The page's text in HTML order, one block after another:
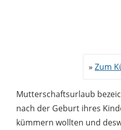
Zum
Mutterschaftsurlaub
nach der Geburt ihres
kümmern wollten und